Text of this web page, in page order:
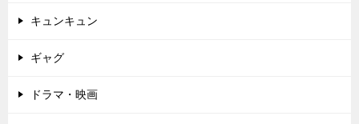
キュンキュン
ギャグ
ドラマ・映画